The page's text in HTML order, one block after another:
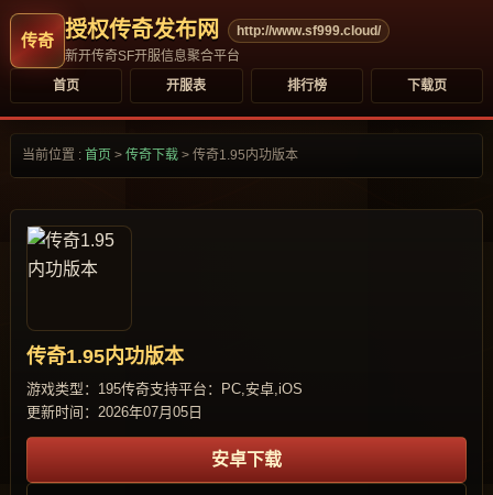
授权传奇发布网
http://www.sf999.cloud/
新开传奇SF开服信息聚合平台
首页
开服表 排行榜 下载页
当前位置 : 首页 > 传奇下载 > 传奇1.95内功版本
传奇1.95内功版本
游戏类型：195传奇支持平台：PC,安卓,iOS
更新时间：2026年07月05日
安卓下载